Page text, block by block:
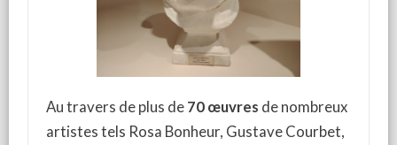
Au travers de plus de70 œuvres de nombreux
artistes tels Rosa Bonheur, Gustave Courbet,